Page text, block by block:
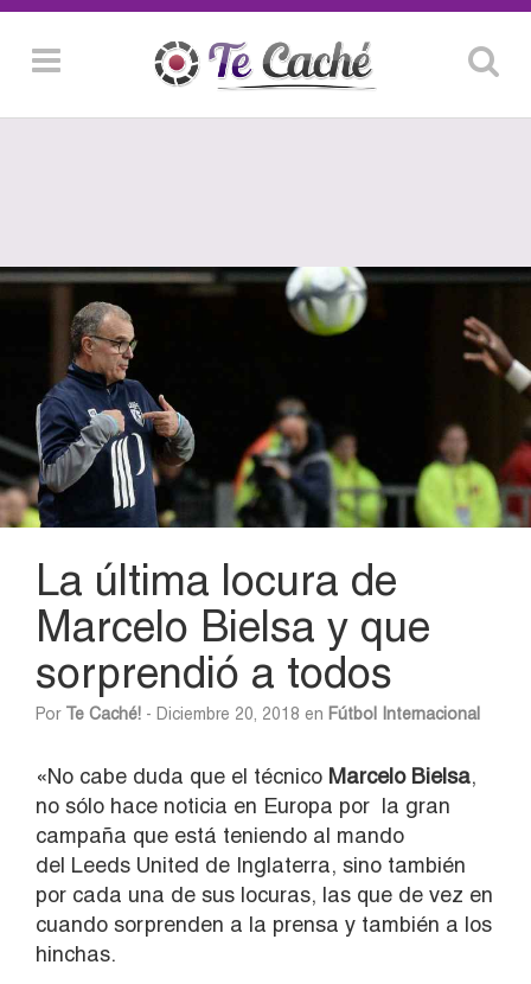
La última locura de
Marcelo Bielsa y que
sorprendió a todos
Por Te Caché! - Diciembre 20, 2018 en Fútbol Internacional
«No cabe duda que el técnico Marcelo Bielsa,
no sólo hace noticia en Europa por la gran
campaña que está teniendo al mando
del Leeds United de Inglaterra, sino también
por cada una de sus locuras, las que de vez en
cuando sorprenden a la prensa y también a los
hinchas.